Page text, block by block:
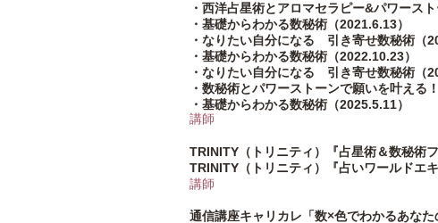
・西洋占星術とアロマセラピー&パワース
・基礎からわかる数秘術（2021.6.13）
・なりたい自分になる 引き寄せ数秘術（
・基礎からわかる数秘術（2022.10.23）
・なりたい自分になる 引き寄せ数秘術（
・数秘術とパワーストーンで願いを叶える
・基礎からわかる数秘術（2025.5.11）
講師
TRINITY（トリニティ）『占星術＆数秘術
TRINITY（トリニティ）『占いワールドエ
講師
通信講座キャリカレ「数×色でわかるあな